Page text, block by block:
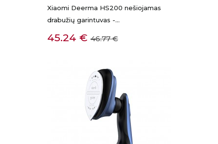
Xiaomi Deerma HS200 nešiojamas
drabužių garintuvas -...
Kaina
45.24 € Bazinė
46.77 €